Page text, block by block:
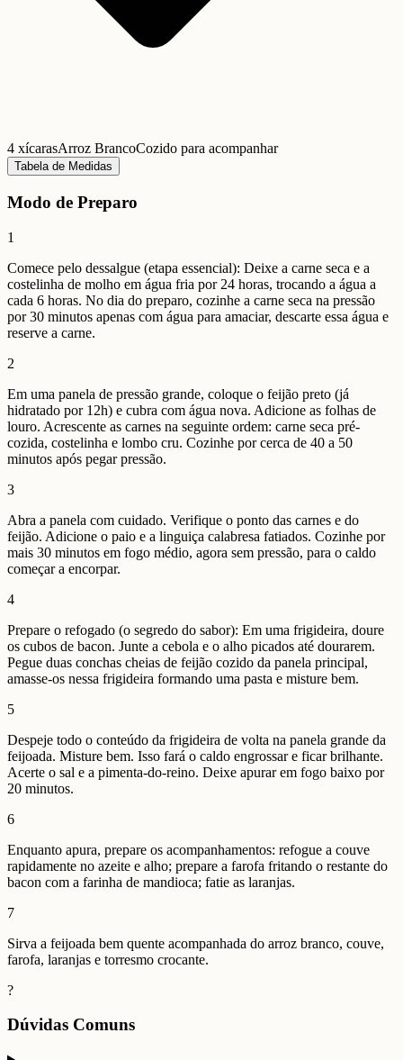
4 xícarasArroz BrancoCozido para acompanhar
Tabela de Medidas
Modo de Preparo
1
Comece pelo dessalgue (etapa essencial): Deixe a carne seca e a
costelinha de molho em água fria por 24 horas, trocando a água a
cada 6 horas. No dia do preparo, cozinhe a carne seca na pressão
por 30 minutos apenas com água para amaciar, descarte essa água e
reserve a carne.
2
Em uma panela de pressão grande, coloque o feijão preto (já
hidratado por 12h) e cubra com água nova. Adicione as folhas de
louro. Acrescente as carnes na seguinte ordem: carne seca pré-
cozida, costelinha e lombo cru. Cozinhe por cerca de 40 a 50
minutos após pegar pressão.
3
Abra a panela com cuidado. Verifique o ponto das carnes e do
feijão. Adicione o paio e a linguiça calabresa fatiados. Cozinhe por
mais 30 minutos em fogo médio, agora sem pressão, para o caldo
começar a encorpar.
4
Prepare o refogado (o segredo do sabor): Em uma frigideira, doure
os cubos de bacon. Junte a cebola e o alho picados até dourarem.
Pegue duas conchas cheias de feijão cozido da panela principal,
amasse-os nessa frigideira formando uma pasta e misture bem.
5
Despeje todo o conteúdo da frigideira de volta na panela grande da
feijoada. Misture bem. Isso fará o caldo engrossar e ficar brilhante.
Acerte o sal e a pimenta-do-reino. Deixe apurar em fogo baixo por
20 minutos.
6
Enquanto apura, prepare os acompanhamentos: refogue a couve
rapidamente no azeite e alho; prepare a farofa fritando o restante do
bacon com a farinha de mandioca; fatie as laranjas.
7
Sirva a feijoada bem quente acompanhada do arroz branco, couve,
farofa, laranjas e torresmo crocante.
?
Dúvidas Comuns